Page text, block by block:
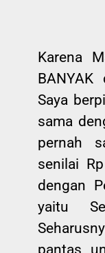
Karena
BANYAK
Saya
sama
pernah
senilai
dengan
yaitu
pantas